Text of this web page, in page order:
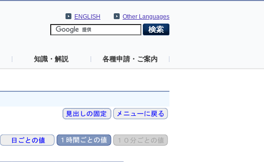
Other Languages
ENGLISH
知識・解説 各種申請・ご案内